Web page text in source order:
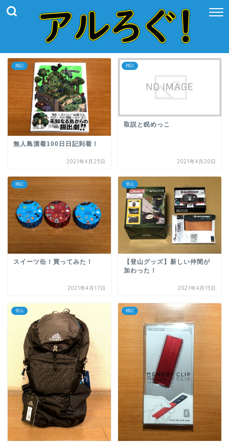
雑記
無人島漂着100日日記到着！
2021年4月25日
雑記
取説と睨めっこ
2021年4月20日
雑記
スイーツ缶！買ってみた！
2021年4月17日
登山
【登山グッズ】新しい仲間が
加わった！
2021年4月15日
登山 雑記